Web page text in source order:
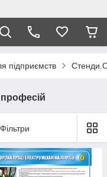
підприємств
Фільтри